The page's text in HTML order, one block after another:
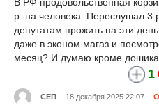
р. на человека. Переслушал
депутатам прожить на эти
даже в эконом магаз и
месяц? И думаю кроме дошика
1
СЁП 18 декабря 2025 22:07